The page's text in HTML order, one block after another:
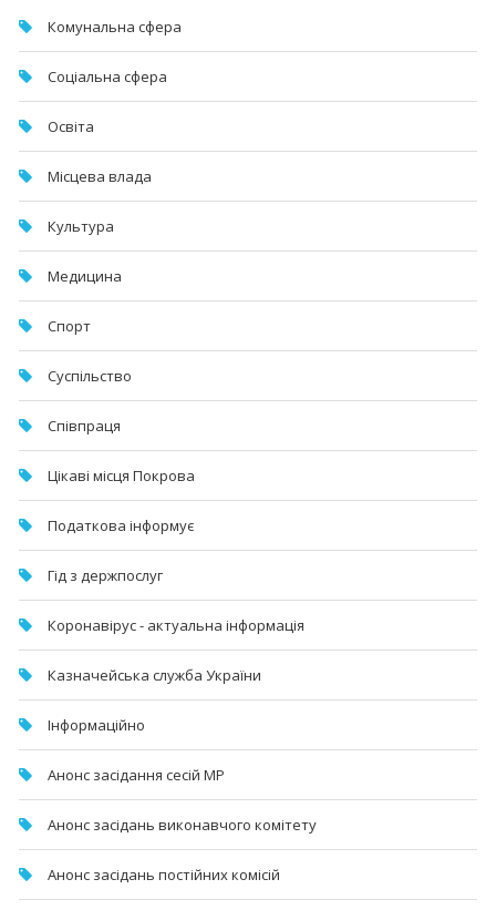
Комунальна cфера
Соціальна сфера
Освіта
Місцева влада
Культура
Медицина
Спорт
Суспільство
Співпраця
Цікаві місця Покрова
Податкова інформує
Гід з держпослуг
Коронавірус - актуальна інформація
Казначейська служба України
Інформаційно
Анонс засідання сесій МР
Анонс засідань виконавчого комітету
Анонс засідань постійних комісій